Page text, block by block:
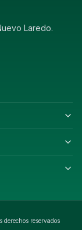
Laredo.
derechos reservados